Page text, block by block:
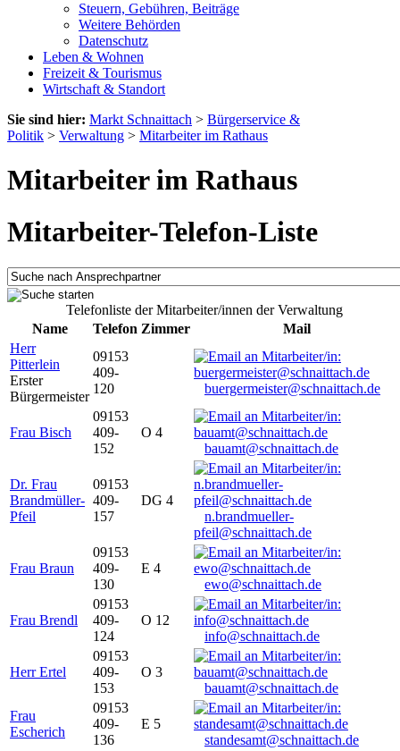
Steuern, Gebühren, Beiträge
Weitere Behörden
Datenschutz
Leben & Wohnen
Freizeit & Tourismus
Wirtschaft & Standort
Sie sind hier: Markt Schnaittach > Bürgerservice &
Politik > Verwaltung > Mitarbeiter im Rathaus
Mitarbeiter im Rathaus
Mitarbeiter-Telefon-Liste
Telefonliste der Mitarbeiter/innen der Verwaltung
Name
Telefon Zimmer
Mail
Herr
Pitterlein
Erster
Bürgermeister
09153
409-
120
buergermeister@schnaittach.de
Frau Bisch
09153
409-
152
O 4
bauamt@schnaittach.de
Dr. Frau
Brandmüller-
Pfeil
09153
409-
157
DG 4
n.brandmueller-
pfeil@schnaittach.de
Frau Braun
09153
409-
130
E 4
ewo@schnaittach.de
Frau Brendl
09153
409-
124
O 12
info@schnaittach.de
Herr Ertel
09153
409-
153
O 3
bauamt@schnaittach.de
Frau
Escherich
09153
409-
136
E 5
standesamt@schnaittach.de